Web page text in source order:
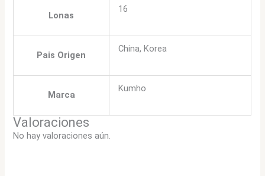
Lonas
16
Pais Origen
China, Korea
Marca
Kumho
Valoraciones
No hay valoraciones aún.